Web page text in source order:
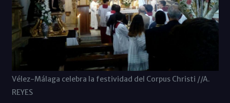
Vélez-Málaga celebra la festividad del Corpus Christi //A.
REYES